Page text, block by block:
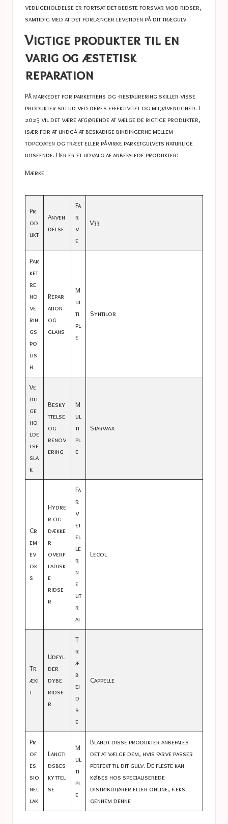
vedligeholdelse er fortsat det bedste forsvar mod ridser,
samtidig med at det forlænger levetiden på dit trægulv.
Vigtige produkter til en
varig og æstetisk
reparation
På markedet for parketrens og -restaurering skiller visse
produkter sig ud ved deres effektivitet og miljøvenlighed. I
2025 vil det være afgørende at vælge de rigtige produkter,
især for at undgå at beskadige bindingerne mellem
topcoaten og træet eller påvirke parketgulvets naturlige
udseende. Her er et udvalg af anbefalede produkter:
Mærke
Pr
od
ukt
Anven
delse
Fa
r
v
e
V33
Par
ket
re
no
ve
rin
gs
po
lis
h
Repar
ation
og
glans
M
ul
ti
pl
e
Syntilor
Ve
dli
ge
ho
lde
lse
sla
k
Besky
ttelse
og
renov
ering
M
ul
ti
pl
e
Starwax
Cr
em
ev
ok
s
Hydre
r og
dække
r
overf
ladisk
e
ridse
r
Fa
r
v
et
el
le
r
n
e
ut
r
al
Lecol
Tr
æki
t
Udfyl
der
dybe
ridse
r
T
r
æ
b
ej
d
s
e
Cappelle
Pr
of
es
sio
nel
lak
Langti
dsbes
kyttel
se
M
ul
ti
pl
e
Blandt disse produkter anbefales
det at vælge dem, hvis farve passer
perfekt til dit gulv. De fleste kan
købes hos specialiserede
distributører eller online, f.eks.
gennem denne